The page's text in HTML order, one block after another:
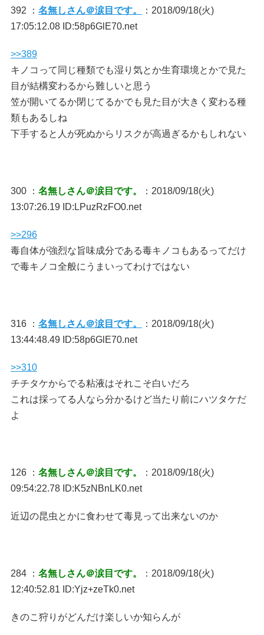
392 ： 名無しさん＠涙目です。
：2018/09/18(火)
17:05:12.08 ID:58p6GlE70.net
>>389
キノコって同じ種類でも湿り気とか生育環境とかで見た
目が結構変わるから難しいと思う
笠が開いてるか閉じてるかでも見た目が大きく変わる種
類もあるしね
下手すると人が死ぬからリスクが高過ぎるかもしれない
300 ： 名無しさん＠涙目です。
：2018/09/18(火)
13:07:26.19 ID:LPuzRzFO0.net
>>296
毒自体が強烈な旨味成分である毒キノコもあるってだけ
で毒キノコ全般にうまいってわけではない
316 ： 名無しさん＠涙目です。
：2018/09/18(火)
13:44:48.49 ID:58p6GlE70.net
>>310
チチタケからでる粘液はそれこそ白いだろ
これは採ってる人なら分かるけど当たり前にハツタケだ
よ
126 ： 名無しさん＠涙目です。
：2018/09/18(火)
09:54:22.78 ID:K5zNBnLK0.net
近辺の昆虫とかに食わせて毒見って出来ないのか
284 ： 名無しさん＠涙目です。
：2018/09/18(火)
12:40:52.81 ID:Yjz+zeTk0.net
きのこ狩りがどんだけ楽しいか知らんが